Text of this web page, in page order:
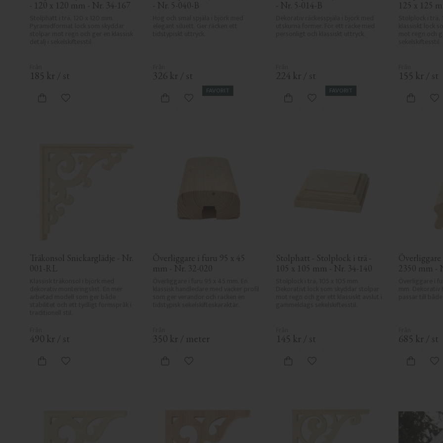
- 120 x 120 mm - Nr. 34-167
185 kr / st
Lägg till i favoriter
- Nr. 5-040-B
326 kr / st
FAVORIT
Lägg till i favoriter
- Nr. 5-014-B
224 kr / st
FAVORIT
Lägg till i favoriter
125 x 125
155 kr / st
Träkonsol Snickarglädje - Nr.
001-RL
490 kr / st
Lägg till i favoriter
Överliggare i furu 95 x 45
mm - Nr. 32-020
350 kr / meter
Lägg till i favoriter
Stolphatt - Stolplock i trä -
105 x 105 mm - Nr. 34-140
145 kr / st
Lägg till i favoriter
2350 mm -
685 kr / st